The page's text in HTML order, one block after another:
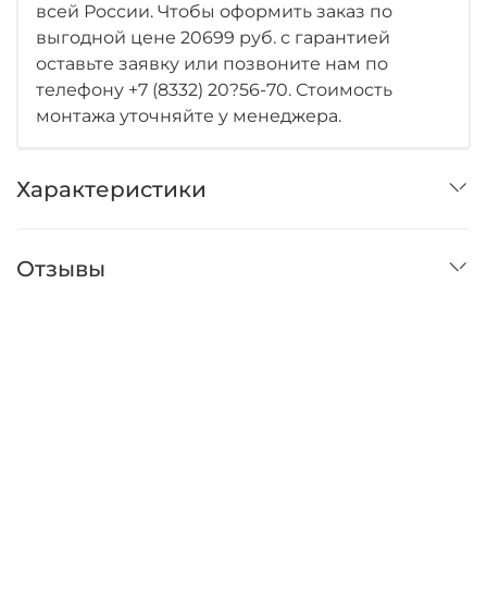
всей России. Чтобы оформить заказ по
выгодной цене 20699 руб. с гарантией
оставьте заявку или позвоните нам по
телефону +7 (8332) 20?56-70. Стоимость
монтажа уточняйте у менеджера.
Характеристики
Отзывы